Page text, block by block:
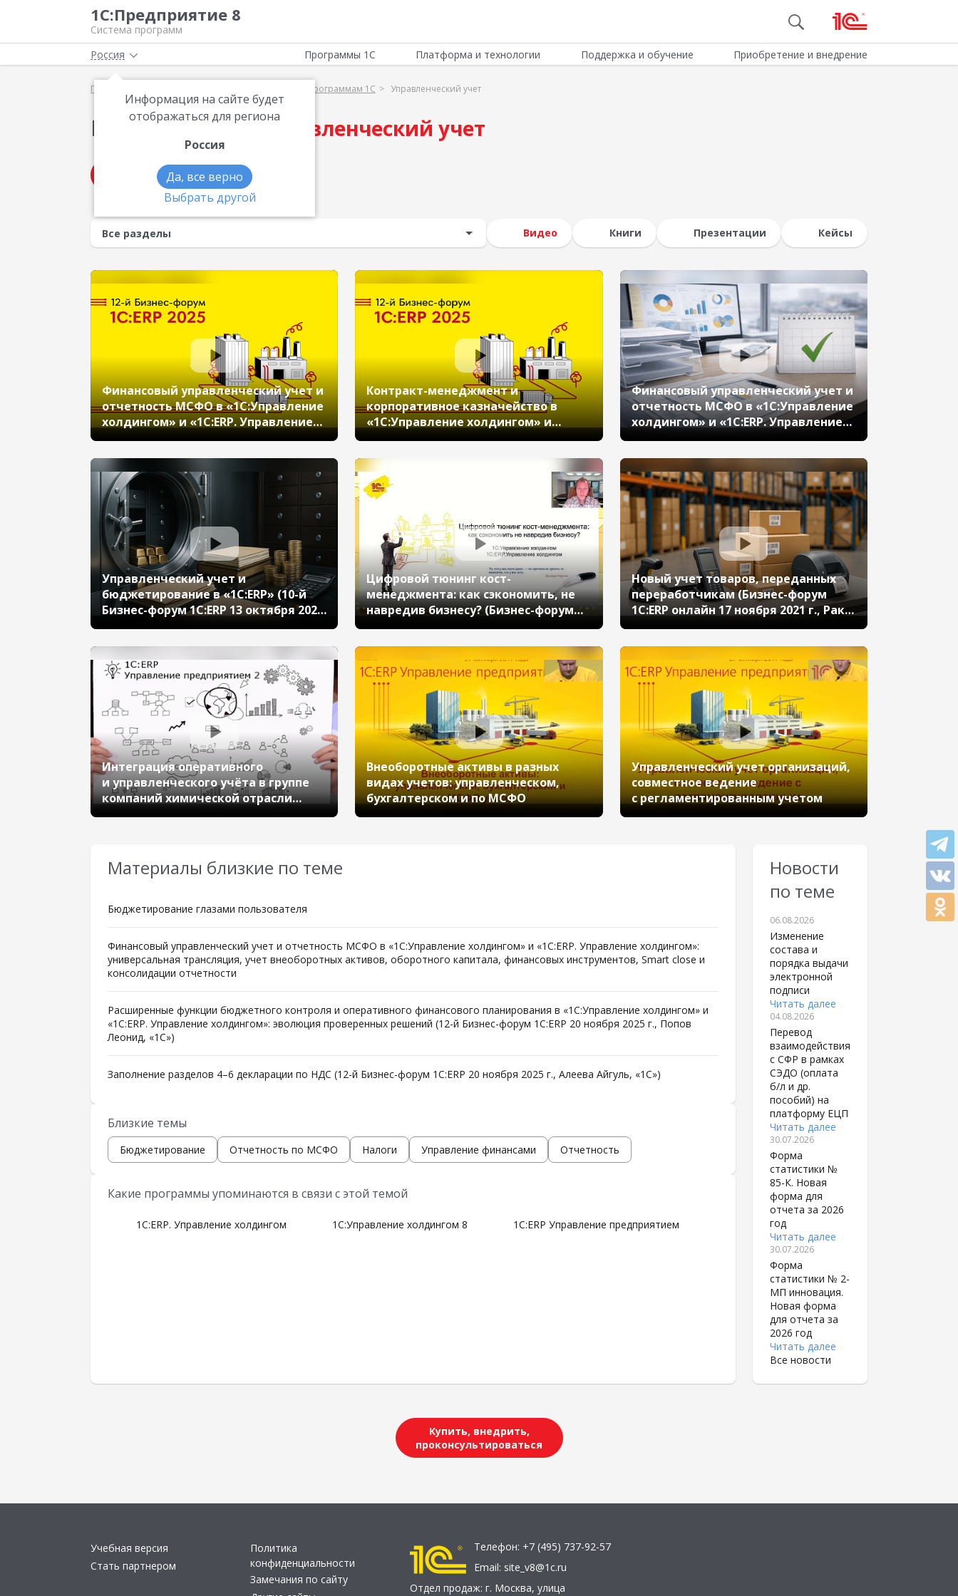
1С:Предприятие 8
Система программ
Россия
Информация на сайте будет
отображаться для региона
Россия
Да, все верно
Выбрать другой
Программы 1С Платформа и технологии Поддержка и обучение Приобретение и внедрение
Главная Видео по программам 1С Управленческий учет
Видео по темеУправленческий учет
Получить консультацию
Видео Книги Презентации Кейсы
Финансовый управленческий учет и
отчетность МСФО в «1С:Управление
холдингом» и «1С:ERP. Управление
холдингом»: универсальная
активов, оборотного капитала,
финансовых инструментов, Smart
close и консолидации отчетности
Контракт-менеджмент и
корпоративное казначейство в
«1С:Управление холдингом» и
«1С:ERP. Управление холдингом»:
обязательствами, ИИ в управлении
ликвидностью, управление
процентными, кредитными и
валютными рисками
Финансовый управленческий учет и
отчетность МСФО в «1С:Управление
холдингом» и «1С:ERP. Управление
холдингом»: универсальная
активов и оборотного капитала, IFRS
9, 15, 16, инструменты Smart close и
консолидации отчетности
Управленческий учет и
бюджетирование в «1С:ERP» (10-й
Бизнес-форум 1С:ERP 13 октября 2023
г., Бобровников Алексей, «1С»)
Цифровой тюнинг кост-
менеджмента: как сэкономить, не
навредив бизнесу? (Бизнес-форум
1С:ERP онлайн 17 ноября 2021 г.,
Новый учет товаров, переданных
переработчикам (Бизнес-форум
1С:ERP онлайн 17 ноября 2021 г., Рак
Владимир, «1С»)
Интеграция оперативного
и управленческого учёта в группе
компаний химической отрасли
на базе «1С:ERP». Опыт Группы
Внеоборотные активы в разных
видах учетов: управленческом,
бухгалтерском и по МСФО
Управленческий учет организаций,
совместное ведение
с регламентированным учетом
Материалы близкие по теме
Бюджетирование глазами пользователя
Финансовый управленческий учет и отчетность МСФО в «1С:Управление холдингом» и «1С:ERP. Управление холдингом»:
универсальная трансляция, учет внеоборотных активов, оборотного капитала, финансовых инструментов, Smart close и
консолидации отчетности
Расширенные функции бюджетного контроля и оперативного финансового планирования в «1С:Управление холдингом» и
«1С:ERP. Управление холдингом»: эволюция проверенных решений (12-й Бизнес-форум 1С:ERP 20 ноября 2025 г., Попов
Леонид, «1С»)
Заполнение разделов 4–6 декларации по НДС (12-й Бизнес-форум 1С:ERP 20 ноября 2025 г., Алеева Айгуль, «1С»)
Близкие темы
Бюджетирование Отчетность по МСФО Налоги Управление финансами Отчетность
Какие программы упоминаются в связи с этой темой
1С:ERP. Управление холдингом 1С:Управление холдингом 8 1С:ERP Управление предприятием
Новости
по теме
06.08.2026
Изменение
состава и
порядка выдачи
электронной
подписи
Читать далее
04.08.2026
Перевод
взаимодействия
с СФР в рамках
СЭДО (оплата
б/л и др.
пособий) на
платформу ЕЦП
Читать далее
30.07.2026
Форма
статистики №
85-К. Новая
форма для
отчета за 2026
год
Читать далее
30.07.2026
Форма
статистики № 2-
МП инновация.
Новая форма
для отчета за
2026 год
Читать далее
Все новости
Купить, внедрить,
проконсультироваться
Учебная версия
Стать партнером
Политика
конфиденциальности
Замечания по сайту
Телефон: +7 (495) 737-92-57
Email: site_v8@1c.ru
Отдел продаж: г. Москва, улица